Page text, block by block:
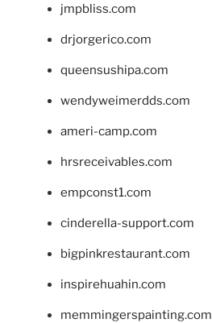
jmpbliss.com
drjorgerico.com
queensushipa.com
wendyweimerdds.com
ameri-camp.com
hrsreceivables.com
empconst1.com
cinderella-support.com
bigpinkrestaurant.com
inspirehuahin.com
memmingerspainting.com